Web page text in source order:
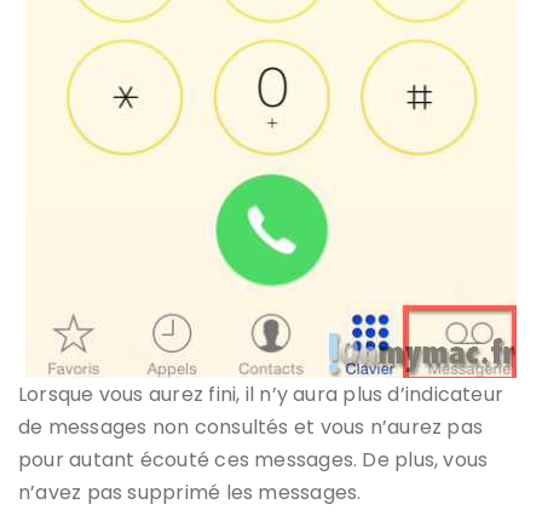
Lorsque vous aurez fini, il n’y aura plus d’indicateur
de messages non consultés et vous n’aurez pas
pour autant écouté ces messages. De plus, vous
n’avez pas supprimé les messages.